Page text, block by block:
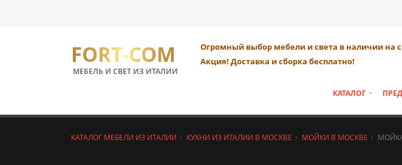
FORT-COM
МЕБЕЛЬ И СВЕТ ИЗ ИТАЛИИ
Огромный выбор мебели и света в наличии на
Акция! Доставка и сборка бесплатно!
КАТАЛОГ
КАТАЛОГ МЕБЕЛИ ИЗ ИТАЛИИ КУХНИ ИЗ ИТАЛИИ В МОСКВЕ МОЙКИ В МОСКВЕ МОЙКА